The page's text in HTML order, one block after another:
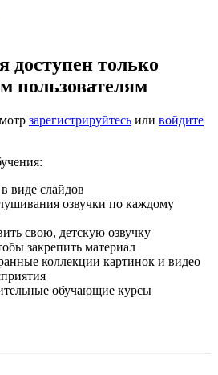
доступен только
пользователям
зарегистрируйтесь или войдите
виде слайдов
озвучки по каждому
свою, детскую озвучку
закрепить материал
коллекции картинок и видео
обучающие курсы